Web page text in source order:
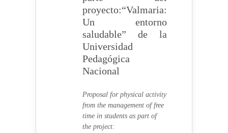
proyecto:“Valmaria:
Un entorno
saludable” de la
Universidad
Pedagógica
Nacional
Proposal for physical activity
from the management of free
time in students as part of
the project: